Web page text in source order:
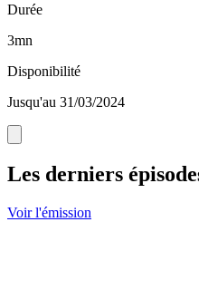
Durée
3mn
Disponibilité
Jusqu'au 31/03/2024
Les derniers
Voir l'émission